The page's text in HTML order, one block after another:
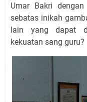
Umar Bakri
sebatas inikah
lain yang dapat
kekuatan sang guru?